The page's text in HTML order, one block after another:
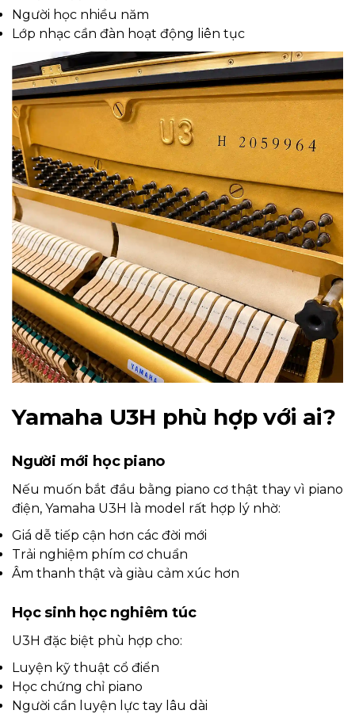
Người học nhiều năm
Lớp nhạc cần đàn hoạt động liên tục
Yamaha U3H phù hợp với ai?
Người mới học piano
Nếu muốn bắt đầu bằng piano cơ thật thay vì piano
điện, Yamaha U3H là model rất hợp lý nhờ:
Giá dễ tiếp cận hơn các đời mới
Trải nghiệm phím cơ chuẩn
Âm thanh thật và giàu cảm xúc hơn
Học sinh học nghiêm túc
U3H đặc biệt phù hợp cho:
Luyện kỹ thuật cổ điển
Học chứng chỉ piano
Người cần luyện lực tay lâu dài